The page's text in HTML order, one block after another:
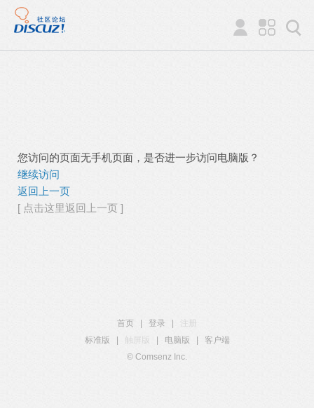
您访问的页面无手机页面，是否进一步访问电脑版？
继续访问
返回上一页
[ 点击这里返回上一页 ]
首页 登录
注册
标准版
触屏版 电脑版
客户端
© Comsenz Inc.